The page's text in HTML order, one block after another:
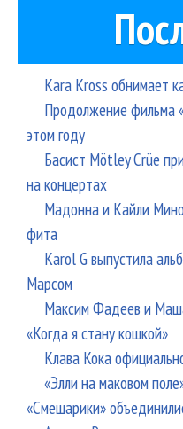
Kara Kross обнимает
Продолжение фильма
этом году
Басист Mötley Crüe
на концертах
Мадонна и Кайли
фита
Karol G выпустила
Марсом
Максим Фадеев и
«Когда я стану кошкой»
Клава Кока
«Элли на маковом
«Смешарики»